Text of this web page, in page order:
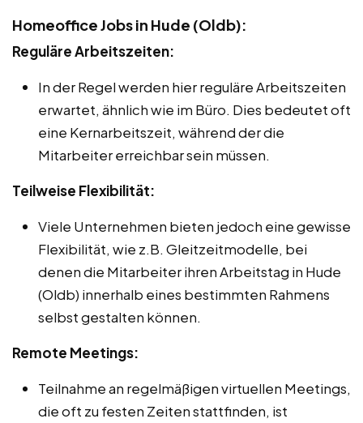
Homeoffice Jobs in Hude (Oldb):
Reguläre Arbeitszeiten:
In der Regel werden hier reguläre Arbeitszeiten
erwartet, ähnlich wie im Büro. Dies bedeutet oft
eine Kernarbeitszeit, während der die
Mitarbeiter erreichbar sein müssen.
Teilweise Flexibilität:
Viele Unternehmen bieten jedoch eine gewisse
Flexibilität, wie z.B. Gleitzeitmodelle, bei
denen die Mitarbeiter ihren Arbeitstag in Hude
(Oldb) innerhalb eines bestimmten Rahmens
selbst gestalten können.
Remote Meetings:
Teilnahme an regelmäßigen virtuellen Meetings,
die oft zu festen Zeiten stattfinden, ist